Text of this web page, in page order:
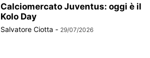
Calciomercato Juventus: oggi è il
Kolo Day
Salvatore Ciotta - 29/07/2026